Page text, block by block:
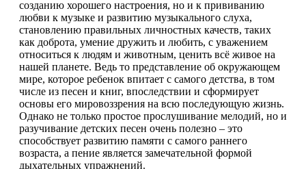
созданию хорошего настроения, но и к прививанию
любви к музыке и развитию музыкального слуха,
становлению правильных личностных качеств, таких
как доброта, умение дружить и любить, с уважением
относиться к людям и животным, ценить всё живое на
нашей планете. Ведь то представление об окружающем
мире, которое ребенок впитает с самого детства, в том
числе из песен и книг, впоследствии и сформирует
основы его мировоззрения на всю последующую жизнь.
Однако не только простое прослушивание мелодий, но и
разучивание детских песен очень полезно – это
способствует развитию памяти с самого раннего
возраста, а пение является замечательной формой
дыхательных упражнений.